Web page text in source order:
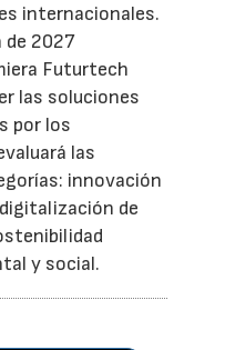
internacionales.
de 2027
Futurtech
las soluciones
por los
las
innovación
de
y social.